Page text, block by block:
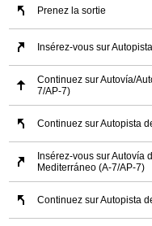
Prenez la sortie
Insérez-vous sur
Continuez sur Autovía/
7/AP-7)
Continuez sur Autopista
Insérez-vous sur Autovía
Mediterráneo (A-7/AP-7)
Continuez sur Autopista